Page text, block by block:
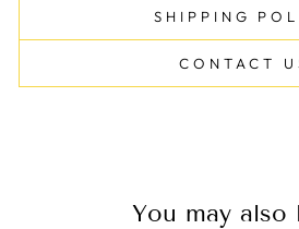
SHIPPING
CONTACT
You may also